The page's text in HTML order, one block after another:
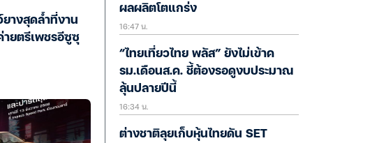
างสุดล้ำที่งาน
ายตรีเพชรอีซูซุ
ผลผลิตโตแกร่ง
16:47 น.
“ไทยเที่ยวไทย พลัส” ยังไม่เข้าค
รม.เดือนส.ค. ชี้ต้องรอดูงบประมาณ
ลุ้นปลายปีนี้
16:34 น.
ต่างชาติลุยเก็บหุ้นไทยดัน SET